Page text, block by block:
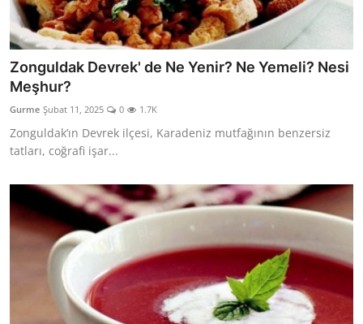
Zonguldak Devrek' de Ne Yenir? Ne Yemeli? Nesi
Meşhur?
Gurme Şubat 11, 2025 0 1.7K
Zonguldak’ın Devrek ilçesi, Karadeniz mutfağının benzersiz
tatları, coğrafi işar...